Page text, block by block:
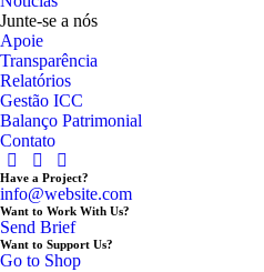
Junte-se a nós
Apoie
Transparência
Relatórios
Gestão ICC
Balanço Patrimonial
Contato
Have a Project?
info@website.com
Want to Work With Us?
Send Brief
Want to Support Us?
Go to Shop